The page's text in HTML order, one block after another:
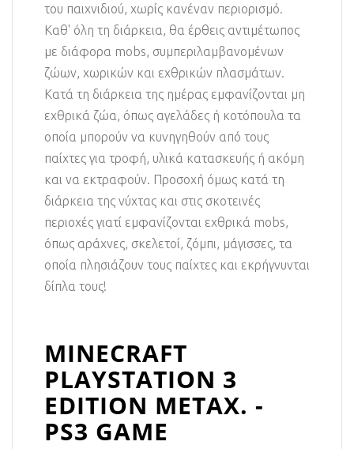
του παιχνιδιού, χωρίς κανέναν περιορισμό.
Καθ' όλη τη διάρκεια, θα έρθεις αντιμέτωπος
με διάφορα mobs, συμπεριλαμβανομένων
ζώων, χωρικών και εχθρικών πλασμάτων.
Κατά τη διάρκεια της ημέρας εμφανίζονται μη
εχθρικά ζώα, όπως αγελάδες ή κοτόπουλα τα
οποία μπορούν να κυνηγηθούν από τους
παίχτες για τροφή, υλικά κατασκευής ή ακόμη
και να εκτραφούν. Προσοχή όμως κατά τη
διάρκεια της νύχτας και στις σκοτεινές
περιοχές γιατί εμφανίζονται εχθρικά mobs,
όπως αράχνες, σκελετοί, ζόμπι, μάγισσες, τα
οποία πλησιάζουν τους παίχτες και εκρήγνυνται
δίπλα τους!
MINECRAFT
PLAYSTATION 3
EDITION ΜΕΤΑΧ. -
PS3 GAME